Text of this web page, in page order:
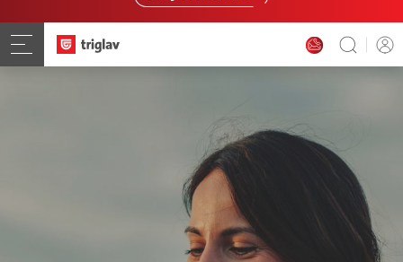
Hitro. Varno. Digitalno.
ZAVAROVANJE AVTOMOBILA